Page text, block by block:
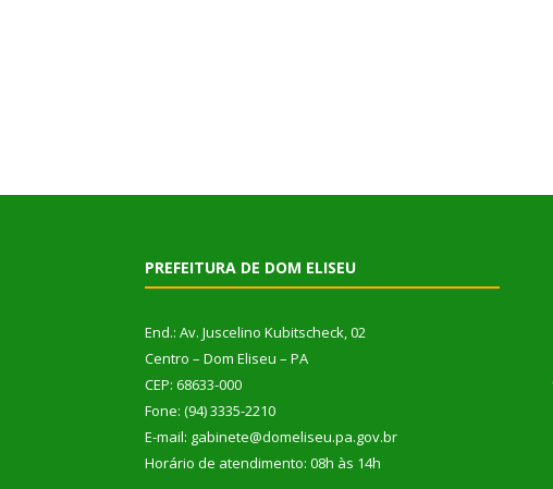
PREFEITURA DE DOM ELISEU
End.: Av. Juscelino Kubitscheck, 02
Centro – Dom Eliseu – PA
CEP: 68633-000
Fone: (94) 3335-2210
E-mail: gabinete@domeliseu.pa.gov.br
Horário de atendimento: 08h às 14h